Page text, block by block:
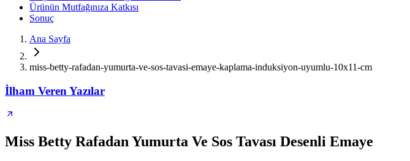
Ürünün Mutfağınıza Katkısı
Sonuç
Ana Sayfa
miss-betty-rafadan-yumurta-ve-sos-tavasi-emaye-kaplama-induksiyon-uyumlu-10x11-cm
İlham Veren Yazılar
Miss Betty Rafadan Yumurta Ve Sos Tavası Desenli Emaye